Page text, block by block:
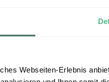
Webseiten-Erlebnis